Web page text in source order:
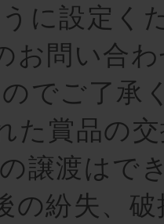
に設定く
お問い合
でご了承
た賞品の
譲渡はで
の紛失、